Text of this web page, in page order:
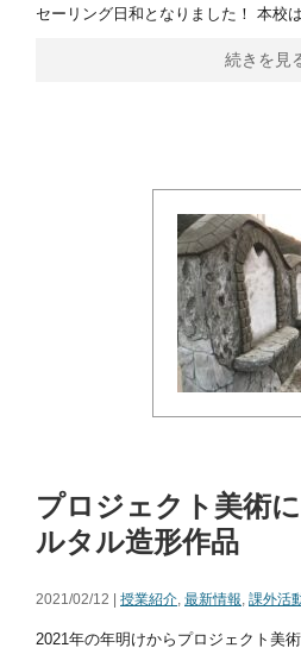
セーリング日和となりました！ 本校
続きを見
プロジェクト美術
ルタル造形作品
2021/02/12 | 授業紹介, 最新情報, 課外活
2021年の年明けからプロジェクト美